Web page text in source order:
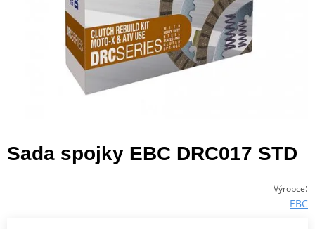
Sada spojky EBC DRC017 STD
Výrobce:
EBC